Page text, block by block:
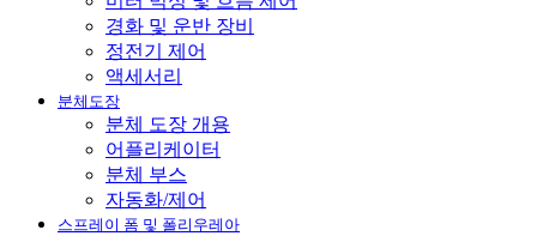
경화 및 운반 장비
정전기 제어
액세서리
분체도장
분체 도장 개용
어플리케이터
분체 부스
자동화/제어
스프레이 폼 및 폴리우레아